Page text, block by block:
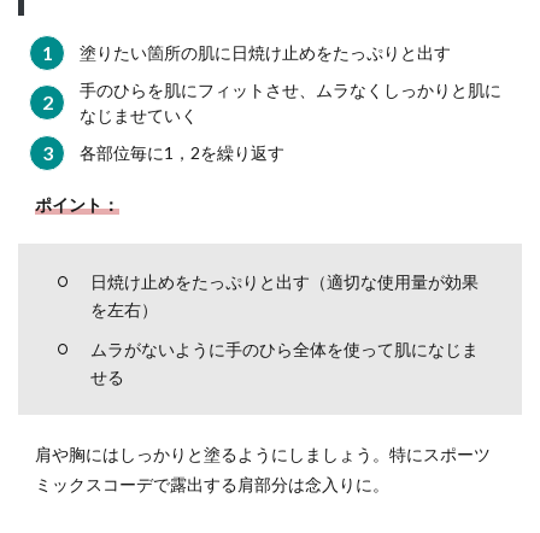
塗る
前の
注意
点と
開封
り物
は使
わな
い理
由
汗や
濡れ
塗りたい箇所の肌に日焼け止めをたっぷりと出す
手のひらを肌にフィットさせ、ムラなくしっかりと肌に
なじませていく
各部位毎に1，2を繰り返す
ポイント：
日焼け止めをたっぷりと出す（適切な使用量が効果
を左右）
ムラがないように手のひら全体を使って肌になじま
せる
肩や胸にはしっかりと塗るようにしましょう。特にスポーツ
ミックスコーデで露出する肩部分は念入りに。